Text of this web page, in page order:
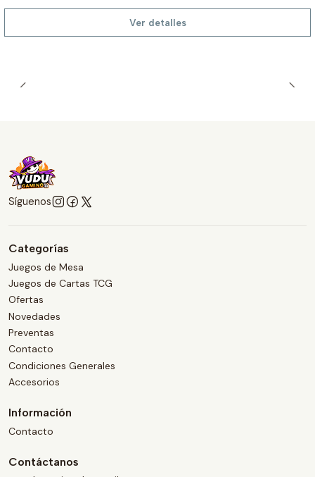
Ver detalles
Síguenos
Categorías
Juegos de Mesa
Juegos de Cartas TCG
Ofertas
Novedades
Preventas
Contacto
Condiciones Generales
Accesorios
Información
Contacto
Contáctanos